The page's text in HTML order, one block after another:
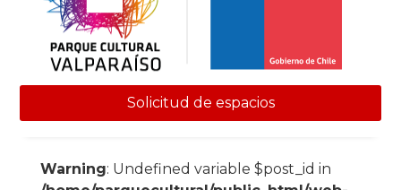
Solicitud de espacios
Warning: Undefined variable $post_id in